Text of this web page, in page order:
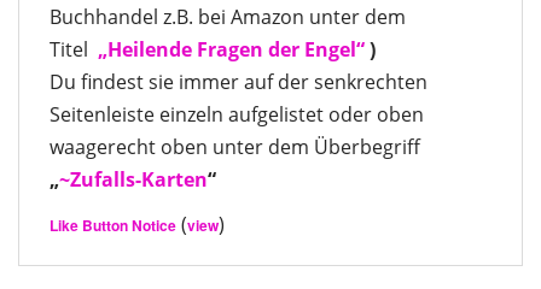
Buchhandel z.B. bei Amazon unter dem
Titel „Heilende Fragen der Engel“)
Du findest sie immer auf der senkrechten
Seitenleiste einzeln aufgelistet oder oben
waagerecht oben unter dem Überbegriff
„~Zufalls-Karten“
Like Button Notice (view)